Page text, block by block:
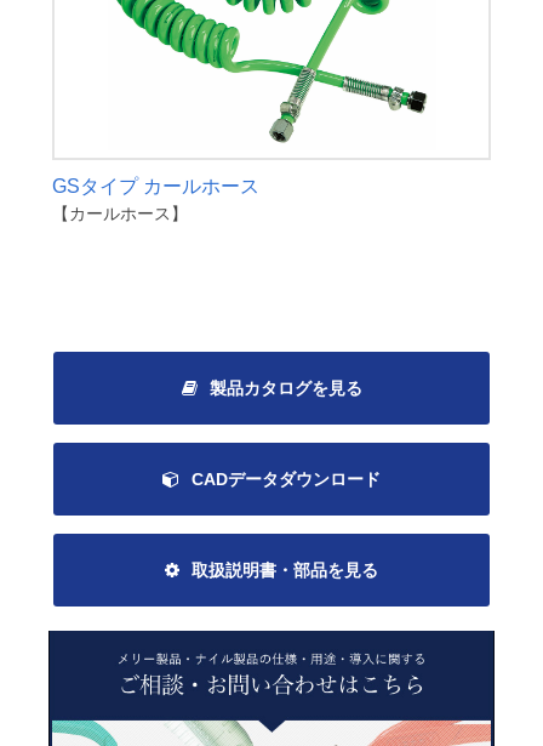
GSタイプ カールホース
【カールホース】
製品カタログを見る
CADデータダウンロード
取扱説明書・部品を見る